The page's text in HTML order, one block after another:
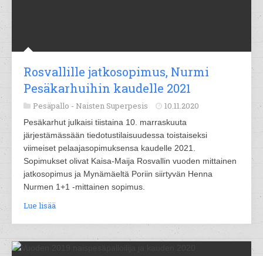
Rosvallille jatkosopimus, Nurmi
Pesäkarhuihin kaudelle 2021
Pesäpallo - Naisten Superpesis 10.11.2020
Pesäkarhut julkaisi tiistaina 10. marraskuuta
järjestämässään tiedotustilaisuudessa toistaiseksi
viimeiset pelaajasopimuksensa kaudelle 2021.
Sopimukset olivat Kaisa-Maija Rosvallin vuoden mittainen
jatkosopimus ja Mynämäeltä Poriin siirtyvän Henna
Nurmen 1+1 -mittainen sopimus.
Lue lisää